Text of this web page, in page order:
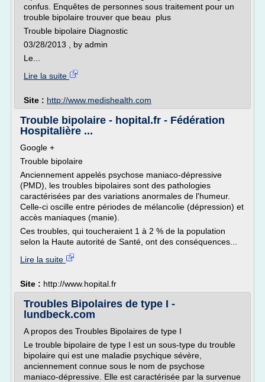
confus. Enquêtes de personnes sous traitement pour un
trouble bipolaire trouver que beau plus
Trouble bipolaire Diagnostic
03/28/2013 , by admin
Le...
Lire la suite
Site : http://www.medishealth.com
Trouble bipolaire - hopital.fr - Fédération
Hospitalière ...
Google +
Trouble bipolaire
Anciennement appelés psychose maniaco-dépressive
(PMD), les troubles bipolaires sont des pathologies
caractérisées par des variations anormales de l'humeur.
Celle-ci oscille entre périodes de mélancolie (dépression) et
accès maniaques (manie).
Ces troubles, qui toucheraient 1 à 2 % de la population
selon la Haute autorité de Santé, ont des conséquences...
Lire la suite
Site : http://www.hopital.fr
Troubles Bipolaires de type I -
lundbeck.com
A propos des Troubles Bipolaires de type I
Le trouble bipolaire de type I est un sous-type du trouble
bipolaire qui est une maladie psychique sévère,
anciennement connue sous le nom de psychose
maniaco-dépressive. Elle est caractérisée par la survenue